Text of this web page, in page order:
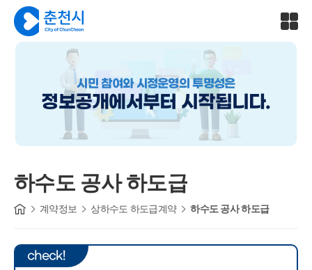
시민 참여와 시정운영의 투명성은
정보공개에서부터 시작됩니다.
하수도 공사 하도급
계약정보 상하수도 하도급계약 하수도 공사 하도급
check!